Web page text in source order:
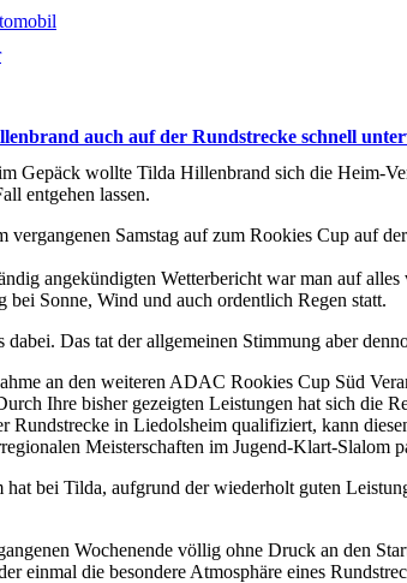
auch auf der Rundstrecke schnell
Gepäck wollte Tilda Hillenbrand sich die Heim-
entgehen lassen.
vergangenen Samstag auf zum Rookies Cup auf
angekündigten Wetterbericht war man auf
bei Sonne, Wind und auch ordentlich Regen statt.
dabei. Das tat der allgemeinen Stimmung aber
an den weiteren ADAC Rookies Cup Süd
Ihre bisher gezeigten Leistungen hat sich die
Rundstrecke in Liedolsheim qualifiziert, kann
Meisterschaften im Jugend-Klart-Slalom
hat bei Tilda, aufgrund der wiederholt guten
Wochenende völlig ohne Druck an den
einmal die besondere Atmosphäre eines